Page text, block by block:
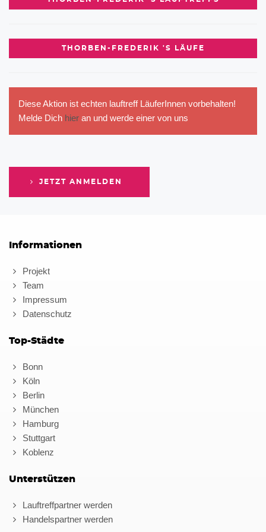
THORBEN-FREDERIK 'S LÄUFE
Diese Aktion ist echten lauftreff LäuferInnen vorbehalten!
Melde Dich hier an und werde einer von uns
JETZT ANMELDEN
Informationen
Projekt
Team
Impressum
Datenschutz
Top-Städte
Bonn
Köln
Berlin
München
Hamburg
Stuttgart
Koblenz
Unterstützen
Lauftreffpartner werden
Handelspartner werden